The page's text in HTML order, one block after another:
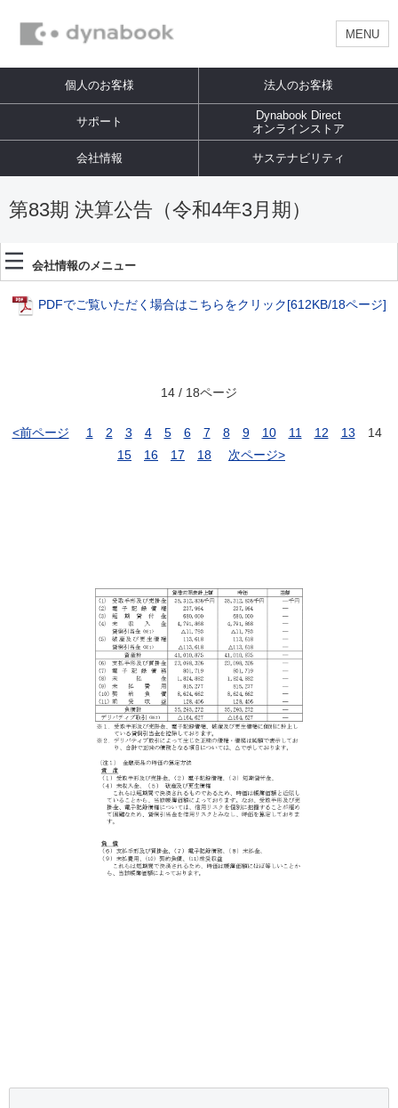
MENU
個人のお客様 法人のお客様
サポート
Dynabook Direct
オンラインストア
会社情報 サステナビリティ
第83期 決算公告（令和4年3月期）
会社情報のメニュー
PDFでご覧いただく場合はこちらをクリック[612KB/18ページ]
14 / 18ページ
<前ページ 1 2 3 4 5 6 7 8 9 10 11 12 13
14
15
16 17 18 次ページ>